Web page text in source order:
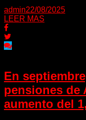
admin22/08/2025
LEER MAS
En
pensiones de
aumento del